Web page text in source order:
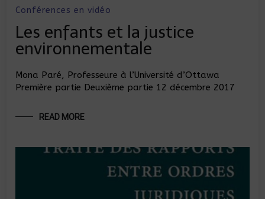
Conférences en vidéo
Les enfants et la justice
environnementale
Mona Paré, Professeure à l’Université d’Ottawa
Première partie Deuxième partie 12 décembre 2017
READ MORE